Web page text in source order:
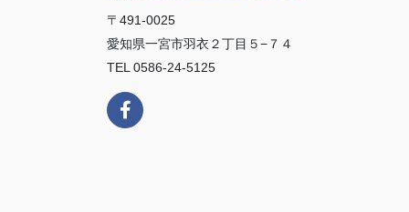
〒491-0025
愛知県一宮市羽衣２丁目５−７４
TEL 0586-24-5125